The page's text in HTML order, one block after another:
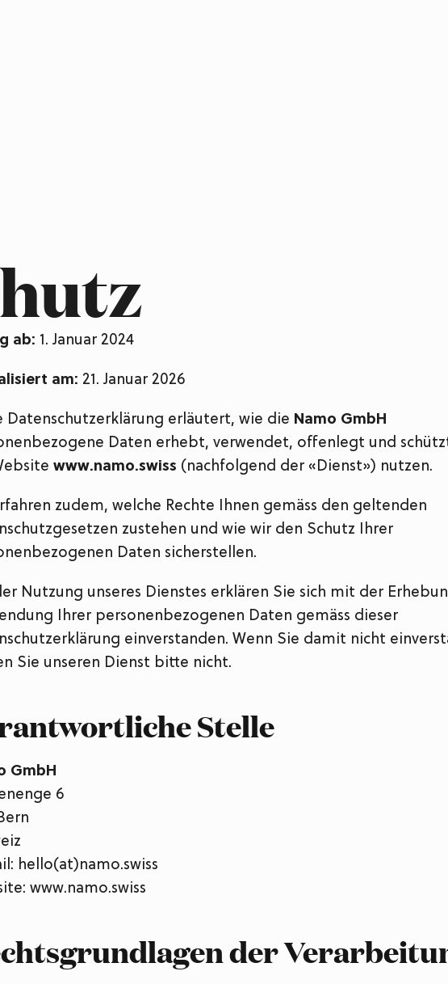
ab: 1. Januar 2024
am: 21. Januar 2026
Datenschutzerklärung erläutert, wie die Namo GmbH
Daten erhebt, verwendet, offenlegt und
www.namo.swiss (nachfolgend der «Dienst») nutzen.
zudem, welche Rechte Ihnen gemäss den geltenden
zustehen und wie wir den Schutz Ihrer
Daten sicherstellen.
Nutzung unseres Dienstes erklären Sie sich mit der
Ihrer personenbezogenen Daten gemäss dieser
einverstanden. Wenn Sie damit nicht
Sie unseren Dienst bitte nicht.
Stelle
GmbH
6
hello(at)namo.swiss
www.namo.swiss
der